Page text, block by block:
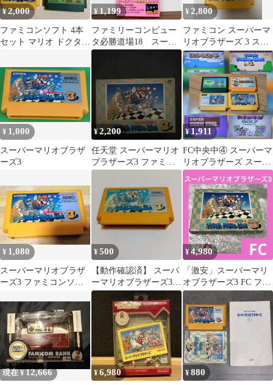
¥ 2,000
ファミコンソフト 4本
セット マリオ ドクター
¥ 1,199
ファミリーコンピュー
タ必勝道場18 スーパ
ーマリオブラザーズ3
ボンスペシャル32
1988年発行 【初版 】
¥ 2,800
ファミコン スーパーマ
リオブラザーズ 3 スー
パーマリオUSA 3本セ
ット
¥ 1,000
スーパーマリオブラザ
ーズ3
¥2,200
任天堂 スーパーマリオ
ブラザーズ3 ファミコ
ンソフト
¥ 1,911
FC中央中④ スーパーマ
リオブラザーズ スーパ
ーマリオブラザーズ3
マリオオープ
¥ 1,080
スーパーマリオブラザ
ーズ3 ファミコンソフ
¥500
​【動作確認済】 スーパ
ーマリオブラザーズ3
ファミコンソフト カセ
ットのみ
¥4,980
「激安」スーパーマリ
オブラザーズ3 FC ファ
ミコン
現在 ¥12,666 ¥6,980 ¥880